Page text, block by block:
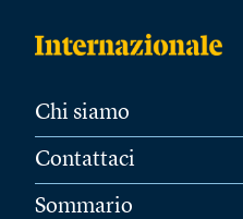
Chi siamo
Contattaci
Sommario